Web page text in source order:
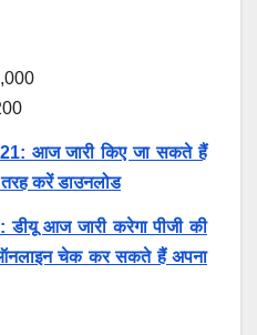
आज जारी किए जा सकते हैं
तरह करें डाउनलोड
आज जारी करेगा पीजी की
चेक कर सकते हैं अपना